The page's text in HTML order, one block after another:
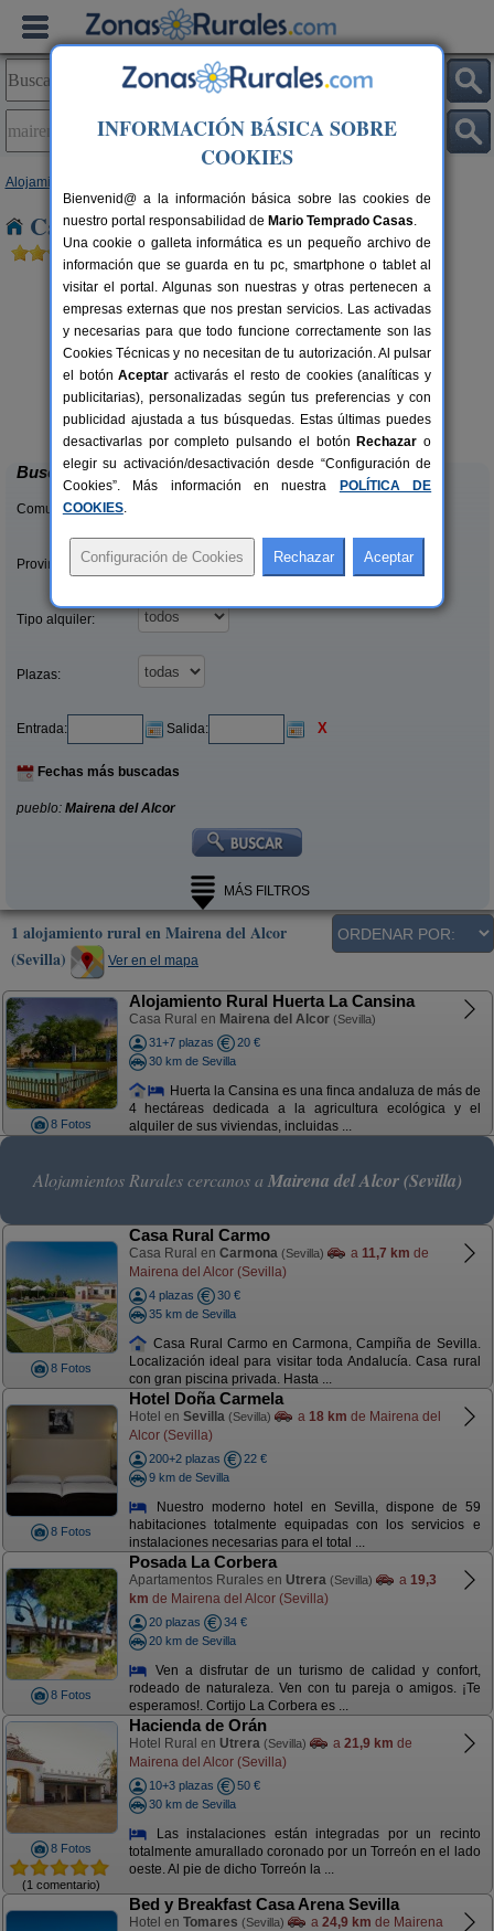
Alojamientos
Casas Rurales en Mairena del Alcor
36+6 pers.
desde16 €
Casas Rurales La Colina
Las Navas de La Concepción (Sevilla)
Buscar
Comunidades:
Provincias/Islas:
Tipo alquiler:
Plazas:
Entrada: Salida: X
Fechas más buscadas
pueblo: Mairena del Alcor
MÁS FILTROS
1 alojamiento rural en Mairena del Alcor
(Sevilla)
Ver en el mapa
8 Fotos
Alojamiento Rural Huerta La Cansina
Casa Rural en Mairena del Alcor (Sevilla)
31+7 plazas
20 €
30 km de Sevilla
Huerta la Cansina es una finca andaluza de más de
4 hectáreas dedicada a la agricultura ecológica y el
alquiler de sus viviendas, incluidas ...
Alojamientos Rurales cercanos a Mairena del Alcor (Sevilla)
8 Fotos
Casa Rural Carmo
Casa Rural en Carmona (Sevilla) a 11,7 km de
Mairena del Alcor (Sevilla)
4 plazas
30 €
35 km de Sevilla
Casa Rural Carmo en Carmona, Campiña de Sevilla.
Localización ideal para visitar toda Andalucía. Casa rural
con gran piscina privada. Hasta ...
8 Fotos
Hotel Doña Carmela
Hotel en Sevilla (Sevilla) a 18 km de Mairena del
Alcor (Sevilla)
200+2 plazas
22 €
9 km de Sevilla
Nuestro moderno hotel en Sevilla, dispone de 59
habitaciones totalmente equipadas con los servicios e
instalaciones necesarias para el total ...
8 Fotos
Posada La Corbera
Apartamentos Rurales en Utrera (Sevilla) a 19,3
km de Mairena del Alcor (Sevilla)
20 plazas
34 €
20 km de Sevilla
Ven a disfrutar de un turismo de calidad y confort,
rodeado de naturaleza. Ven con tu pareja o amigos. ¡Te
esperamos!. Cortijo La Corbera es ...
8 Fotos
(1 comentario)
Hacienda de Orán
Hotel Rural en Utrera (Sevilla) a 21,9 km de
Mairena del Alcor (Sevilla)
10+3 plazas
50 €
30 km de Sevilla
Las instalaciones están integradas por un recinto
totalmente amurallado coronado por un Torreón en el lado
oeste. Al pie de dicho Torreón la ...
Bed y Breakfast Casa Arena Sevilla
Hotel en Tomares (Sevilla) a 24,9 km de Mairena
INFORMACIÓN BÁSICA SOBRE
COOKIES
Bienvenid@ a la información básica sobre las cookies de
nuestro portal responsabilidad de Mario Temprado Casas.
Una cookie o galleta informática es un pequeño archivo de
información que se guarda en tu pc, smartphone o tablet al
visitar el portal. Algunas son nuestras y otras pertenecen a
empresas externas que nos prestan servicios. Las activadas
y necesarias para que todo funcione correctamente son las
Cookies Técnicas y no necesitan de tu autorización. Al pulsar
el botónAceptar activarás el resto de cookies (analíticas y
publicitarias), personalizadas según tus preferencias y con
publicidad ajustada a tus búsquedas. Estas últimas puedes
desactivarlas por completo pulsando el botón Rechazar o
elegir su activación/desactivación desde “Configuración de
Cookies”. Más información en nuestra
POLÍTICA DE
COOKIES.